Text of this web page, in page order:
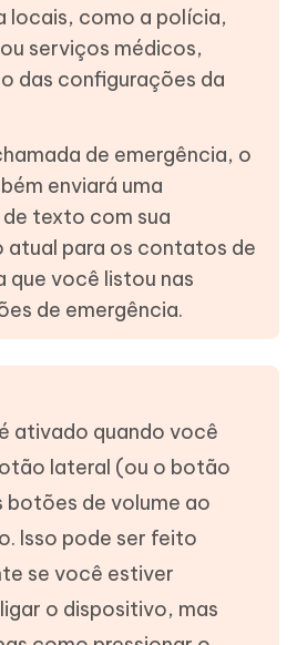
locais, como a polícia,
serviços médicos,
das configurações da
de emergência, o
enviará uma
texto com sua
atual para os contatos de
que você listou nas
de emergência.
ativado quando você
lateral (ou o botão
botões de volume ao
Isso pode ser feito
se você estiver
o dispositivo, mas